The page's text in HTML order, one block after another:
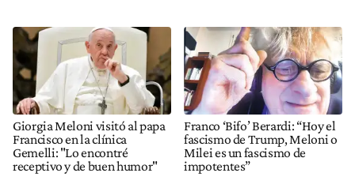
Giorgia Meloni visitó al papa
Francisco en la clínica
Gemelli: "Lo encontré
receptivo y de buen humor"
Franco ‘Bifo’ Berardi: “Hoy el
fascismo de Trump, Meloni o
Milei es un fascismo de
impotentes”